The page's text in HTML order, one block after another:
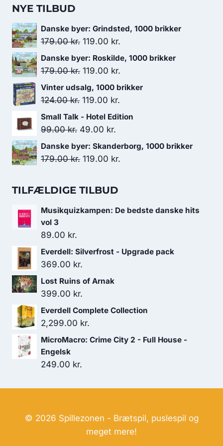
NYE TILBUD
Danske byer: Grindsted, 1000 brikker
179.00kr. Den
oprindelige
pris
179.00 kr..
119.00 kr.
aktuelle
Danske byer: Roskilde, 1000 brikker
179.00kr. Den
oprindelige
pris
179.00 kr..
119.00 kr.
aktuelle
Vinter udsalg, 1000 brikker
124.00kr. Den
oprindelige
pris
124.00 kr..
119.00 kr.
aktuelle
119.00 kr..
Small Talk - Hotel Edition
99.00kr. Den
oprindelige
pris
49.00 kr.
aktuelle
pris
Danske byer: Skanderborg, 1000 brikker
179.00kr. Den
pris
179.00 kr..
119.00 kr.
119.00 kr..
TILFÆLDIGE TILBUD
Musikquizkampen: De bedste danske hits
vol 3
89.00 kr.
Everdell: Silverfrost - Upgrade pack
369.00 kr.
Lost Ruins of Arnak
399.00 kr.
Everdell Complete Collection
2,299.00 kr.
MicroMacro: Crime City 2 - Full House -
Engelsk
249.00 kr.
© 2026 Spillezonen - Brætspil, puslespil og
meget mere!